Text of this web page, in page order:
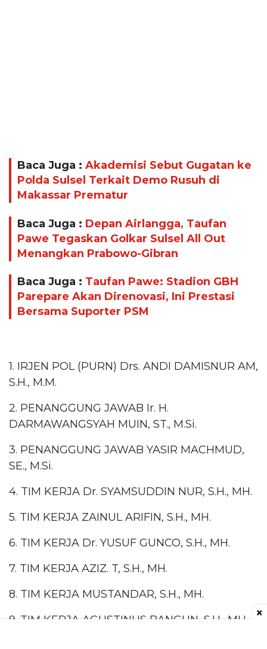
Baca Juga : Akademisi Sebut Gugatan ke
Polda Sulsel Terkait Demo Rusuh di
Makassar Prematur
Baca Juga : Depan Airlangga, Taufan
Pawe Tegaskan Golkar Sulsel All Out
Menangkan Prabowo-Gibran
Baca Juga : Taufan Pawe: Stadion GBH
Parepare Akan Direnovasi, Ini Prestasi
Bersama Suporter PSM
1. IRJEN POL (PURN) Drs. ANDI DAMISNUR AM,
S.H., M.M.
2. PENANGGUNG JAWAB Ir. H.
DARMAWANGSYAH MUIN, ST., M.Si.
3. PENANGGUNG JAWAB YASIR MACHMUD,
SE., M.Si.
4. TIM KERJA Dr. SYAMSUDDIN NUR, S.H., MH.
5. TIM KERJA ZAINUL ARIFIN, S.H., MH.
6. TIM KERJA Dr. YUSUF GUNCO, S.H., MH.
7. TIM KERJA AZIZ. T, S.H., MH.
8. TIM KERJA MUSTANDAR, S.H., MH.
9. TIM KERJA AGUSTINUS BANGUN, S.H., MH.
×